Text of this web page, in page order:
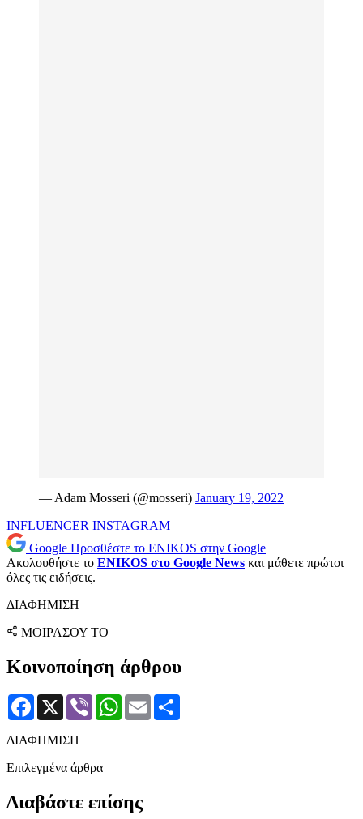
— Adam Mosseri (@mosseri) January 19, 2022
INFLUENCER INSTAGRAM
Google Προσθέστε το ENIKOS στην Google
Ακολουθήστε το ENIKOS στο Google News και μάθετε πρώτοι
όλες τις ειδήσεις.
ΔΙΑΦΗΜΙΣΗ
ΜΟΙΡΑΣΟΥ ΤΟ
Κοινοποίηση άρθρου
Facebook
X Viber WhatsApp
Email
ΔΙΑΦΗΜΙΣΗ
Επιλεγμένα άρθρα
Διαβάστε επίσης